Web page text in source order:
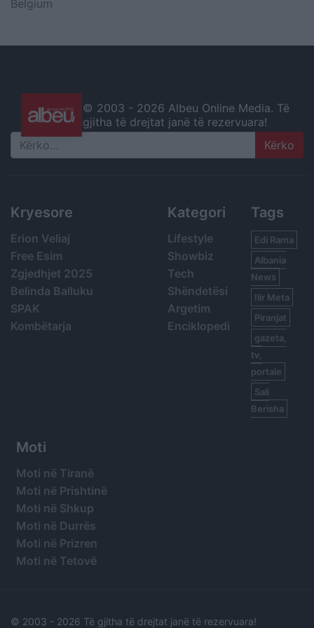
Belgium
© 2003 - 2026 Albeu Online Media. Të
gjitha të drejtat janë të rezervuara!
Search
Kryesore
Erion Veliaj
Free Esim
Zgjedhjet 2025
Belinda Balluku
SPAK
Kombëtarja
Kategori
Lifestyle
Showbiz
Tech
Shëndetësi
Argetim
Enciklopedi
Tags
Edi Rama
Albania
News
Ilir Meta
Piranjat
gazeta,
tv,
portale
Sali
Berisha
Moti
Moti në Tiranë
Moti në Prishtinë
Moti në Shkup
Moti në Durrës
Moti në Prizren
Moti në Tetovë
© 2003 - 2026 Të gjitha të drejtat janë të rezervuara!